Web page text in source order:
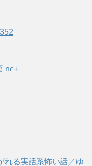
nc+
れる実話系怖い話／ゆ